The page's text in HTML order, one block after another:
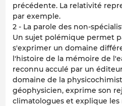
précédente. La relativité
par exemple.
2 - La parole des non-
Un sujet polémique permet
s'exprimer un domaine
l'histoire de la mémoire de
reconnu acculé par un
domaine de la
géophysicien, exprime son
climatologues et explique